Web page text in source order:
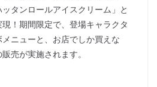
タンロールアイスクリーム」と
！期間限定で、登場キャラクタ
ニューと、お店でしか買えな
売が実施されます。